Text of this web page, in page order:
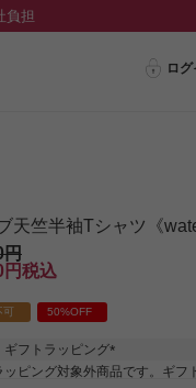
負担
ロ
天竺半袖Tシャツ《
税込
可 50%OFF
ギフトラッピング
(
必
ッピング対象外商品です。ギフ